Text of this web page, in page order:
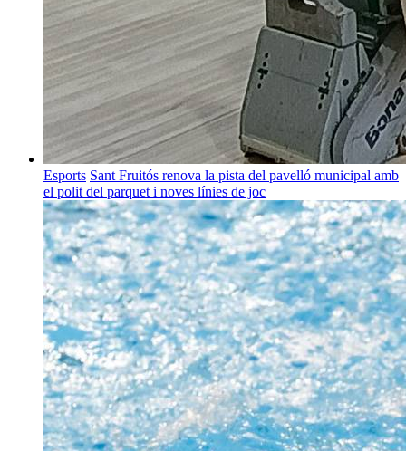
Esports Sant Fruitós renova la pista del pavelló municipal amb
el polit del parquet i noves línies de joc